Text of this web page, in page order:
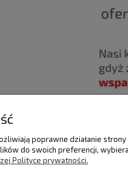
DOSTAWA I PŁATNOŚCI
Raty/Leasing
poprawne działanie
do swoich preferencji,
Polityce prywatności.